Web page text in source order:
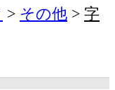
その他
字